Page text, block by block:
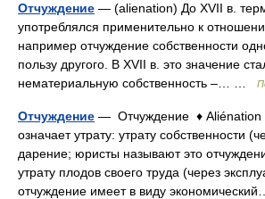
Отчуждение — (alienation) До XVII в.
употреблялся применительно к
например отчуждение собственности
пользу другого. В XVII в. это значение
нематериальную собственность –… …
Отчуждение — Отчуждение ♦
означает утрату: утрату собственности
дарение; юристы называют это
утрату плодов своего труда (через
отчуждение имеет в виду